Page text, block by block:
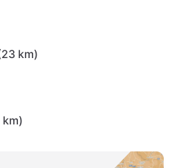
km)
km)